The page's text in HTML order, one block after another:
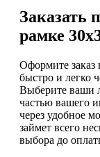
Заказать
рамке
Оформите заказ
быстро и легко
Выберите ваши
частью вашего
через удобное
займет всего
выбора до